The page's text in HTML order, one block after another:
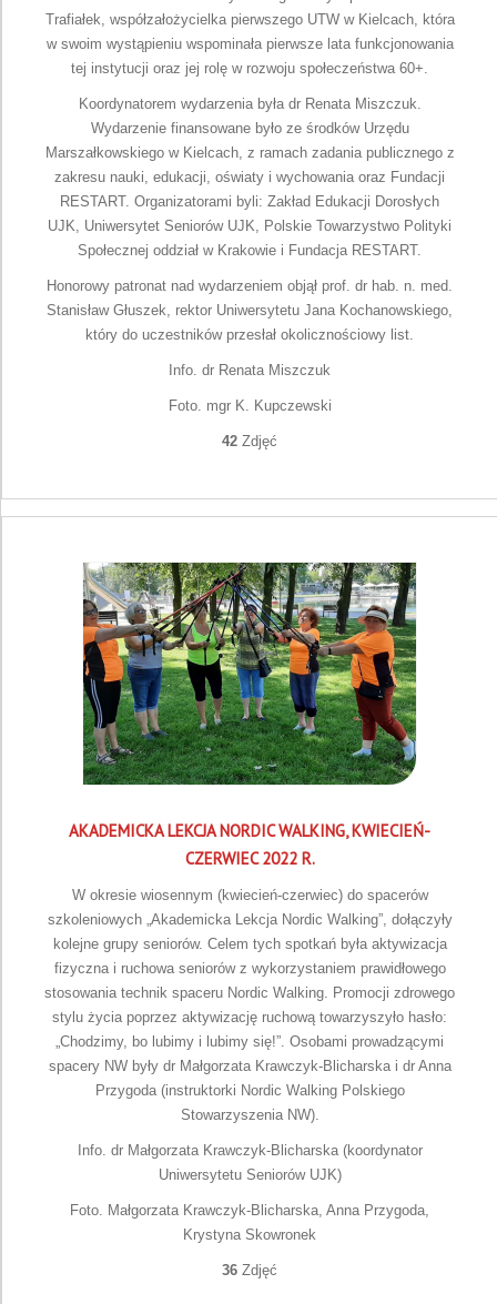
Trafiałek, współzałożycielka pierwszego UTW w Kielcach, która
w swoim wystąpieniu wspominała pierwsze lata funkcjonowania
tej instytucji oraz jej rolę w rozwoju społeczeństwa 60+.
Koordynatorem wydarzenia była dr Renata Miszczuk.
Wydarzenie finansowane było ze środków Urzędu
Marszałkowskiego w Kielcach, z ramach zadania publicznego z
zakresu nauki, edukacji, oświaty i wychowania oraz Fundacji
RESTART. Organizatorami byli: Zakład Edukacji Dorosłych
UJK, Uniwersytet Seniorów UJK, Polskie Towarzystwo Polityki
Społecznej oddział w Krakowie i Fundacja RESTART.
Honorowy patronat nad wydarzeniem objął prof. dr hab. n. med.
Stanisław Głuszek, rektor Uniwersytetu Jana Kochanowskiego,
który do uczestników przesłał okolicznościowy list.
Info. dr Renata Miszczuk
Foto. mgr K. Kupczewski
42 Zdjęć
AKADEMICKA LEKCJA NORDIC WALKING, KWIECIEŃ-
CZERWIEC 2022 R.
W okresie wiosennym (kwiecień-czerwiec) do spacerów
szkoleniowych „Akademicka Lekcja Nordic Walking”, dołączyły
kolejne grupy seniorów. Celem tych spotkań była aktywizacja
fizyczna i ruchowa seniorów z wykorzystaniem prawidłowego
stosowania technik spaceru Nordic Walking. Promocji zdrowego
stylu życia poprzez aktywizację ruchową towarzyszyło hasło:
„Chodzimy, bo lubimy i lubimy się!”. Osobami prowadzącymi
spacery NW były dr Małgorzata Krawczyk-Blicharska i dr Anna
Przygoda (instruktorki Nordic Walking Polskiego
Stowarzyszenia NW).
Info. dr Małgorzata Krawczyk-Blicharska (koordynator
Uniwersytetu Seniorów UJK)
Foto. Małgorzata Krawczyk-Blicharska, Anna Przygoda,
Krystyna Skowronek
36 Zdjęć